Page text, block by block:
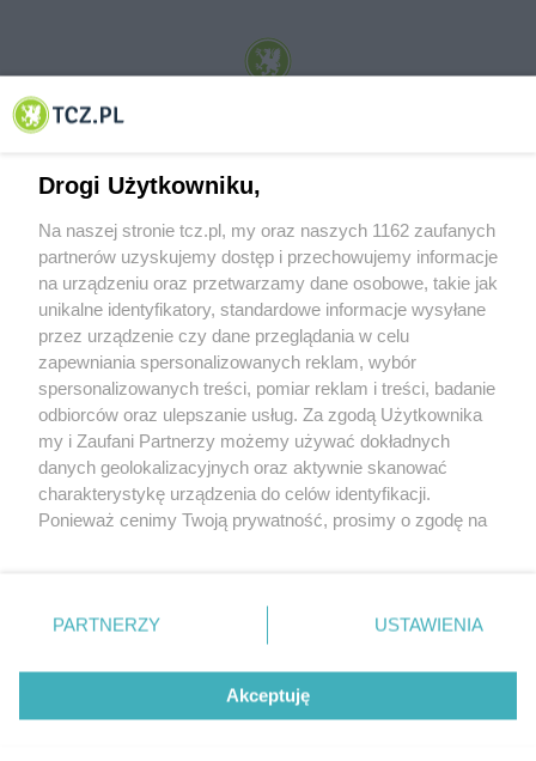
© 2001-2026 Tczew - TCZ.PL Sp. z o.o. Internetowy Serwis Informacyjny Miasta
O FIRMIE POLITYKA PRYWATNOŚCI HOSTING
REKLAMA WSPÓŁPRACA RSS FACEBOOK KONTAKT
Nasze serwisy
Aktualności
Tcz24
Historia miasta
Muzyka i kultura
Archiwum wydarzeń
Zdjęcia miasta
Drogi Użytkowniku,
Na naszej stronie tcz.pl, my oraz naszych 1162 zaufanych
partnerów uzyskujemy dostęp i przechowujemy informacje
na urządzeniu oraz przetwarzamy dane osobowe, takie jak
unikalne identyfikatory, standardowe informacje wysyłane
przez urządzenie czy dane przeglądania w celu
zapewniania spersonalizowanych reklam, wybór
spersonalizowanych treści, pomiar reklam i treści, badanie
odbiorców oraz ulepszanie usług. Za zgodą Użytkownika
my i Zaufani Partnerzy możemy używać dokładnych
danych geolokalizacyjnych oraz aktywnie skanować
charakterystykę urządzenia do celów identyfikacji.
Ponieważ cenimy Twoją prywatność, prosimy o zgodę na
znajdujący się w lewym dolnym rogu strony
. Niektóre
przetwarzaniu. Preferencje będą miały zastosowania tylko
PARTNERZY USTAWIENIA
Akceptuję